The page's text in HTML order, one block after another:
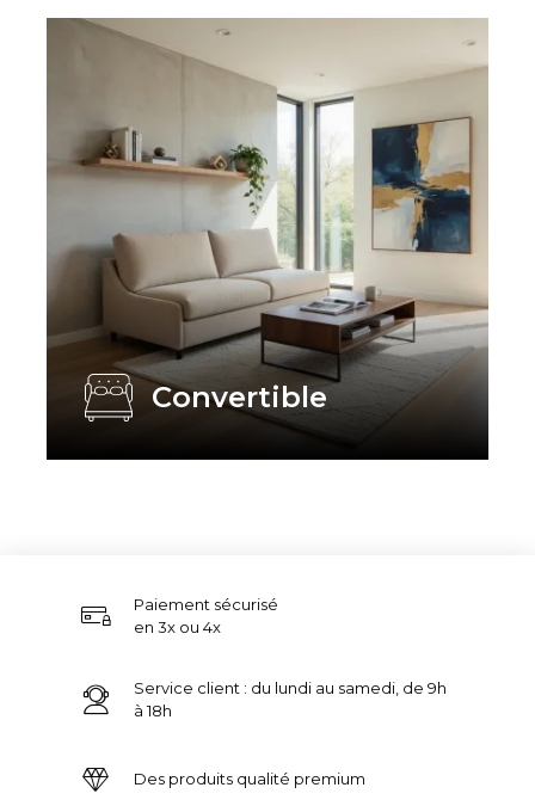
Convertible
Paiement sécurisé
en 3x ou 4x
Service client : du lundi au samedi, de 9h
à 18h
Des produits qualité premium